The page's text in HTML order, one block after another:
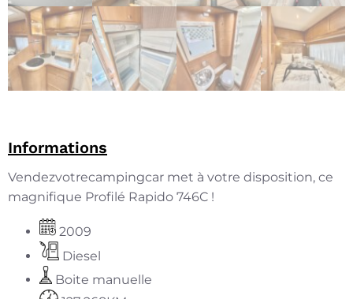
Informations
Vendezvotrecampingcar met à votre disposition, ce
magnifique Profilé Rapido 746C !
2009
Diesel
Boite manuelle